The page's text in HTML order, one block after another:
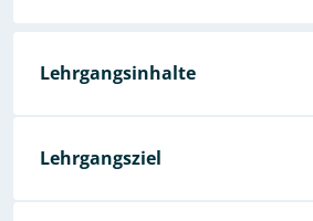
Lehrgangsinhalte
Lehrgangsziel